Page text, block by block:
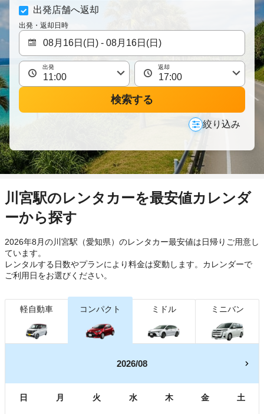
出発店舗へ返却
出発・返却日時
出発 返却
検索する
絞り込み
川宮駅のレンタカーを最安値カレンダ
ーから探す
2026年8月の川宮駅（愛知県）のレンタカー最安値は日帰り ご用意し
ています。
レンタルする日数やプランにより料金は変動します。カレンダーで
ご利用日をお選びください。
軽自動車 コンパクト ミドル ミニバン
2026/08
日 月 火 水 木 金 土